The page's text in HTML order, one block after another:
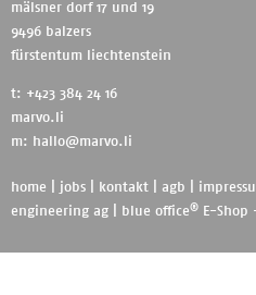
mälsner dorf 17 und 19
9496 balzers
fürstentum liechtenstein
t: +423 384 24 16
marvo.li
m:
hallo@marvo.li
home jobs kontakt agb
engineering ag
blue office® E-Shop